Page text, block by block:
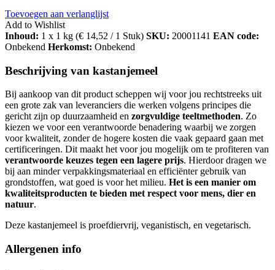
Toevoegen aan verlanglijst
Add to Wishlist
Inhoud: 1 x 1 kg (€ 14,52 / 1 Stuk) SKU: 20001141 EAN code:
Onbekend Herkomst: Onbekend
Beschrijving van kastanjemeel
Bij aankoop van dit product scheppen wij voor jou rechtstreeks uit
een grote zak van leveranciers die werken volgens principes die
gericht zijn op duurzaamheid en zorgvuldige teeltmethoden. Zo
kiezen we voor een verantwoorde benadering waarbij we zorgen
voor kwaliteit, zonder de hogere kosten die vaak gepaard gaan met
certificeringen. Dit maakt het voor jou mogelijk om te profiteren van
verantwoorde keuzes tegen een lagere prijs. Hierdoor dragen we
bij aan minder verpakkingsmateriaal en efficiënter gebruik van
grondstoffen, wat goed is voor het milieu. Het is een manier om
kwaliteitsproducten te bieden met respect voor mens, dier en
natuur.
Deze kastanjemeel is proefdiervrij, veganistisch, en vegetarisch.
Allergenen info